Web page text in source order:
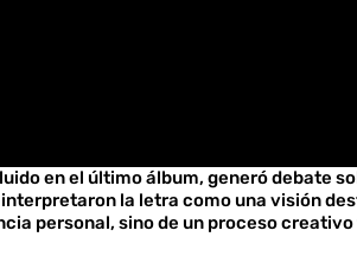
en el último álbum, generó debate
la letra como una visión
personal, sino de un proceso creativo